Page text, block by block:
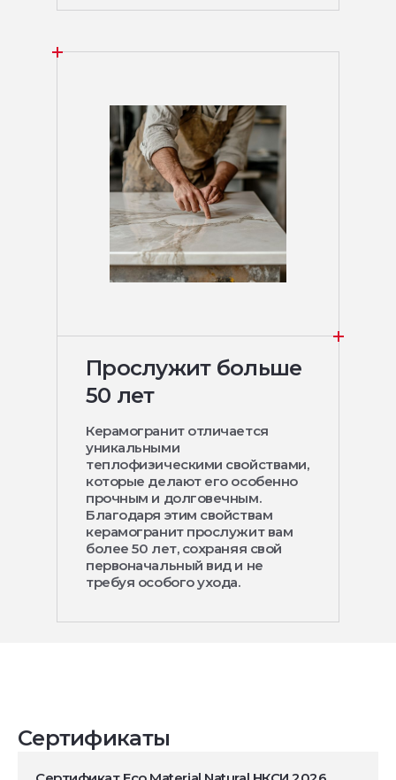
Прослужит больше
50 лет
Керамогранит отличается
уникальными
теплофизическими свойствами,
которые делают его особенно
прочным и долговечным.
Благодаря этим свойствам
керамогранит прослужит вам
более 50 лет, сохраняя свой
первоначальный вид и не
требуя особого ухода.
Сертификаты